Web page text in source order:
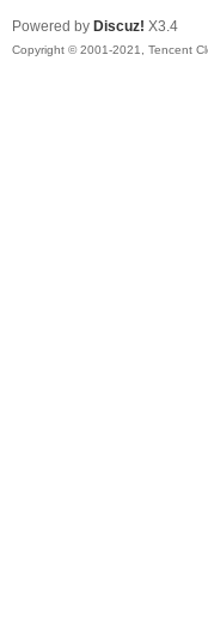
Powered by Discuz! X3.4
Copyright © 2001-2021, Tencent